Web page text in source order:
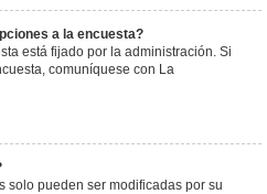
a la encuesta?
está fijado por la administración. Si
comuníquese con La
solo pueden ser modificadas por su